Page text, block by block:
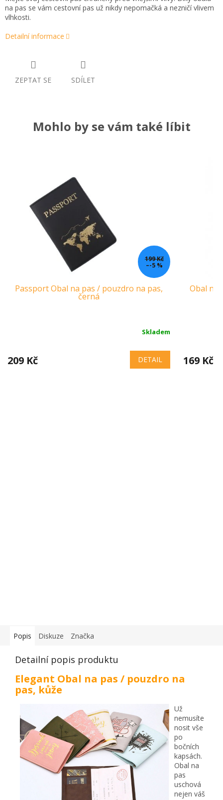
na pas se vám cestovní pas už nikdy nepomačká a nezničí vlivem
vlhkosti.
Detailní informace
ZEPTAT SE SDÍLET
Mohlo by se vám také líbit
199 Kč
–-5 %
Passport Obal na pas / pouzdro na pas,
černá
Skladem
209 Kč DETAIL
Obal na
169 Kč
Popis Diskuze Značka
Detailní popis produktu
Elegant Obal na pas / pouzdro na
pas, kůže
Už
nemusíte
nosit vše
po
bočních
kapsách.
Obal na
pas
uschová
nejen váš